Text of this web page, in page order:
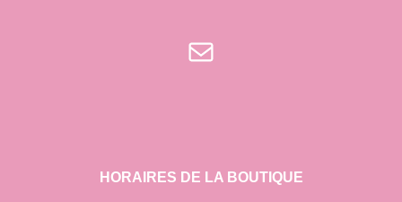
E-mail
HORAIRES DE LA BOUTIQUE